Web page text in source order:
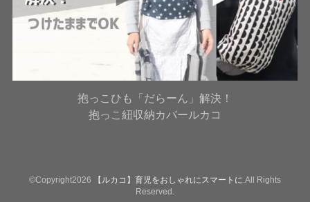
抱っこひも「だらーん」解決！
抱っこ紐収納カバールカコ
©Copyright2026 【ルカコ】育児をおしゃれにスマートに .All Rights
Reserved.